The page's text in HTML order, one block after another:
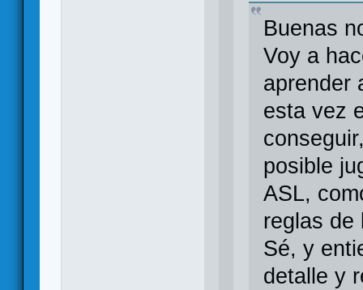
Buenas
Voy a
aprender
esta vez
posible
ASL,
reglas de
Sé, y
detalle y